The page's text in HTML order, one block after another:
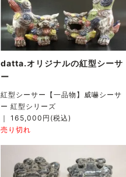
datta.オリジナルの紅型シーサ
ー
紅型シーサー【一品物】威嚇シーサ
ー 紅型シリーズ
｜ 165,000円(税込)
売り切れ